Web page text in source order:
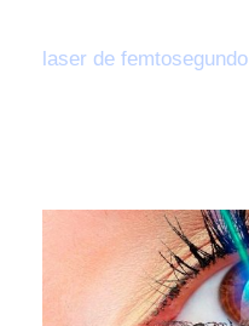
laser de femtosegundo